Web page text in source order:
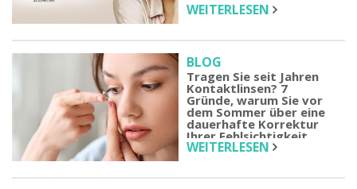
WEITERLESEN
BLOG
Tragen Sie seit Jahren
Kontaktlinsen? 7
Gründe, warum Sie vor
dem Sommer über eine
dauerhafte Korrektur
Ihrer Fehlsichtigkeit
nachdenken sollten
WEITERLESEN